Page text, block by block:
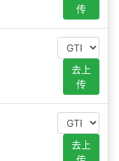
传
去上
传
去上